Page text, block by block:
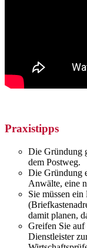
Praxistipps
Die Gründung
dem Postweg.
Die Gründung
Anwälte, eine
Sie müssen
damit planen,
Greifen Sie auf
Dienstleister